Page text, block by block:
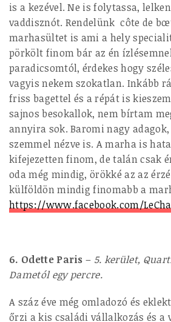
is a kezével. Ne is folytassa,
vaddisznót. Rendelünk côte de
marhasültet is ami a hely
pörkölt finom bár az én
paradicsomtól, érdekes hogy
vagyis nekem szokatlan. Inkább
friss bagettel és a répát is
sajnos besokallok, nem bírtam
annyira sok. Baromi nagy
szemmel nézve is. A marha is
kifejezetten finom, de talán csak
oda még mindig, örökké az az
külföldön mindig finomabb a
https://www.facebook.com/
6. Odette Paris– 5. kerület,
Dametól egy percre.
A száz éve még omladozó és
őrzi a kis családi vállalkozás és a